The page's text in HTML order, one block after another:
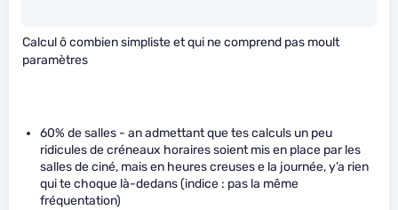
Calcul ô combien simpliste et qui ne comprend pas moult
paramètres
60% de salles - an admettant que tes calculs un peu
ridicules de créneaux horaires soient mis en place par les
salles de ciné, mais en heures creuses e la journée, y’a rien
qui te choque là-dedans (indice : pas la même
fréquentation)